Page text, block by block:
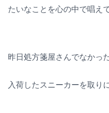
たいなことを心の中で唱え
昨日処方箋屋さんでなかっ
入荷したスニーカーを取り